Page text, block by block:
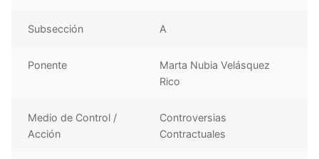
Subsección A
Ponente
Marta Nubia Velásquez
Rico
Medio de Control /
Acción
Controversias
Contractuales